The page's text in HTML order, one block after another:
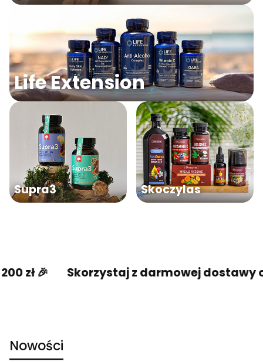
Life Extension
Supra3 Skoczylas
Skorzystaj z darmowej dostawy od 200
Nowości